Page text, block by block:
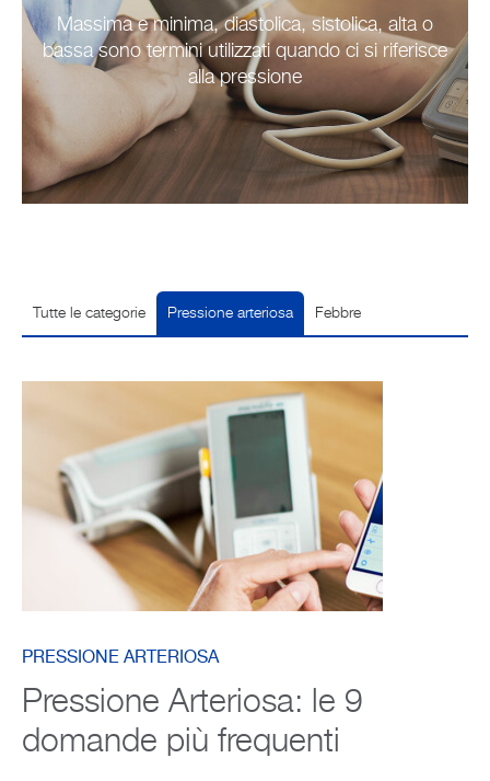
Massima e minima, diastolica, sistolica, alta o
bassa sono termini utilizzati quando ci si riferisce
alla pressione
Tutte le categorie Pressione arteriosa Febbre
PRESSIONE ARTERIOSA
Pressione Arteriosa: le 9
domande più frequenti